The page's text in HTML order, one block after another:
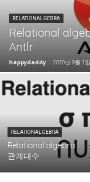
RELATIONALGEBRA
Relational
Antlr
happydaddy - 2020년 9월 1일
RELATIONALGEBRA
Relational algebra –
관계대수